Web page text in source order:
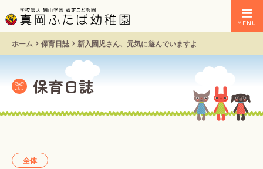
MENU
ホーム 保育日誌 新入園児さん、元気に遊んでいますよ
保育日誌
全体